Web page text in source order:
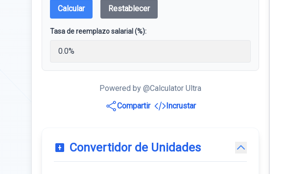
Calcular Restablecer
Tasa de reemplazo salarial (%):
Powered by @Calculator Ultra
Compartir
Incrustar
Convertidor de Unidades